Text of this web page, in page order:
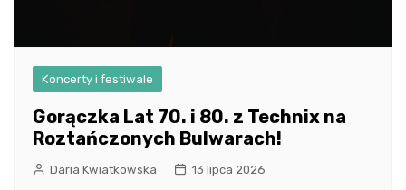
Koncerty i festiwale
Gorączka Lat 70. i 80. z Technix na
Roztańczonych Bulwarach!
Daria Kwiatkowska 13 lipca 2026